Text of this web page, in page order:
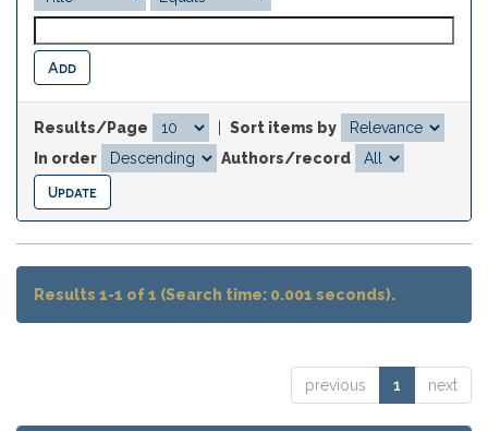
Results/Page
Sort items by
In order
Authors/record
Results 1-1 of 1 (Search time: 0.001 seconds).
previous 1 next